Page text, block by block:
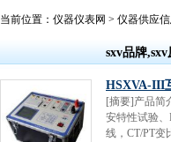
当前位置： 仪器仪表网 > 仪器供应
sxv品牌
HSXVA-III
[摘要]产品简
安特性试验
线，CT/PT变